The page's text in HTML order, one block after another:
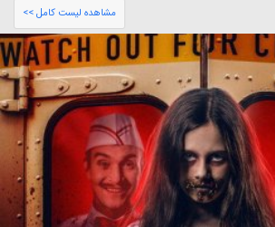
مشاهده لیست کامل >>